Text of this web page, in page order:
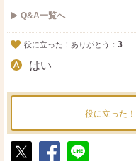
Q&A一覧へ
役に立った！ありがとう： 3
はい
役に立った！